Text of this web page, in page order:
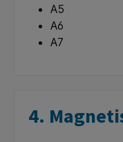
A5
A6
A7
4.